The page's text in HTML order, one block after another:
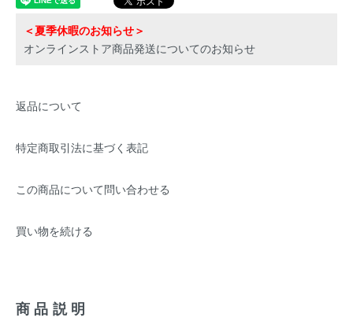
＜夏季休暇のお知らせ＞
オンラインストア商品発送についてのお知らせ
返品について
特定商取引法に基づく表記
この商品について問い合わせる
買い物を続ける
商品説明